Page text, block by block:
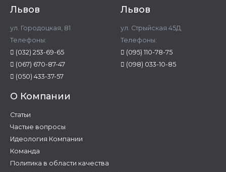
Львов
ул. Городоцкая, 81
Телефоны:
(032) 253-69-65
(067) 670-87-47
(050) 433-37-57
Львов
ул. Стрыйская 45Д
Телефоны:
(095) 110-78-75
(098) 033-10-85
О Компании
Статьи
Частые вопросы
Идеология Компании
Команда
Политика в области качества